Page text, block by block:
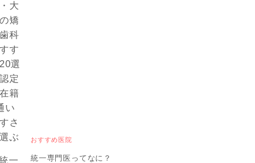
おすすめ医院
統一専門医ってなに？